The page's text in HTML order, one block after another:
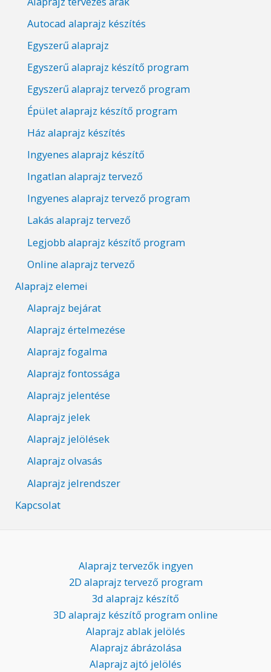
Autocad alaprajz készítés
Egyszerű alaprajz
Egyszerű alaprajz készítő program
Egyszerű alaprajz tervező program
Épület alaprajz készítő program
Ház alaprajz készítés
Ingyenes alaprajz készítő
Ingatlan alaprajz tervező
Ingyenes alaprajz tervező program
Lakás alaprajz tervező
Legjobb alaprajz készítő program
Online alaprajz tervező
Alaprajz elemei
Alaprajz bejárat
Alaprajz értelmezése
Alaprajz fogalma
Alaprajz fontossága
Alaprajz jelentése
Alaprajz jelek
Alaprajz jelölések
Alaprajz olvasás
Alaprajz jelrendszer
Kapcsolat
Alaprajz tervezők ingyen
2D alaprajz tervező program
3d alaprajz készítő
3D alaprajz készítő program online
Alaprajz ablak jelölés
Alaprajz ábrázolása
Alaprajz ajtó jelölés